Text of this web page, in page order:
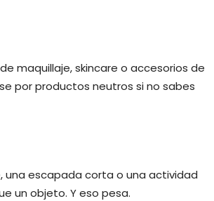
maquillaje, skincare o accesorios de
por productos neutros si no sabes
una escapada corta o una actividad
un objeto. Y eso pesa.